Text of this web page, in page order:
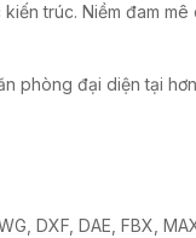
trúc. Niềm đam
phòng đại diện tại
DXF, DAE, FBX,